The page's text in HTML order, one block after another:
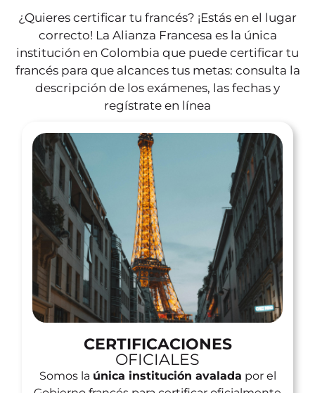
¿Quieres certificar tu francés? ¡Estás en el lugar
correcto! La Alianza Francesa es la única
institución en Colombia que puede certificar tu
francés para que alcances tus metas: consulta la
descripción de los exámenes, las fechas y
regístrate en línea
CERTIFICACIONES
OFICIALES
Somos la única institución avalada por el